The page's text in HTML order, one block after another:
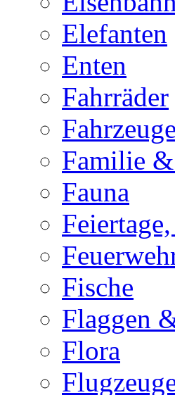
Elefanten
Enten
Fahrräder
Fahrzeuge
Familie
Fauna
Fische
Flaggen
Flora